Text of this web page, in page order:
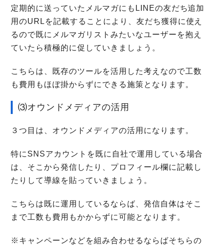
定期的に送っていたメルマガにもLINEの友だち追加
用のURLを記載することにより、友だち獲得に使え
るので既にメルマガリストみたいなユーザーを抱え
ていたら積極的に促していきましょう。
こちらは、既存のツールを活用した考えなので工数
も費用もほぼ掛からずにできる施策となります。
⑶オウンドメディアの活用
３つ目は、オウンドメディアの活用になります。
特にSNSアカウントを既に自社で運用している場合
は、そこから発信したり、プロフィール欄に記載し
たりして導線を貼っていきましょう。
こちらは既に運用しているならば、発信自体はそこ
まで工数も費用もかからずに可能となります。
※キャンペーンなどを組み合わせるならばそちらの